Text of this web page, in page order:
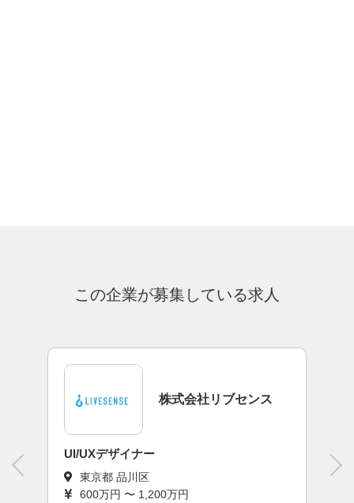
この企業が募集している求人
株式会社リブセンス
その他エンジニア
東京都 品川区
400万円 〜 900万円